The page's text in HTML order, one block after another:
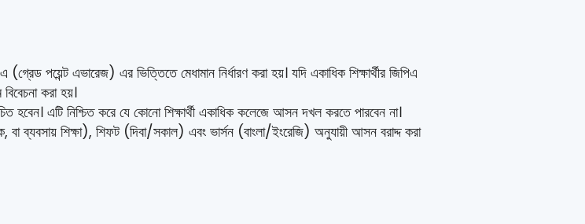
(গ্রেড পয়েন্ট এভারেজ) এর ভিত্তিতে মেধামান নির্ধারণ করা হয়। যদি একাধিক শিক্ষার্থীর জিপিএ
করা হয়।
হবেন। এটি নিশ্চিত করে যে কোনো শিক্ষার্থী একাধিক কলেজে আসন দখল করতে পারবেন না।
বা ব্যবসায় শিক্ষা), শিফট (দিবা/সকাল) এবং ভার্সন (বাংলা/ইংরেজি) অনুযায়ী আসন বরাদ্দ করা